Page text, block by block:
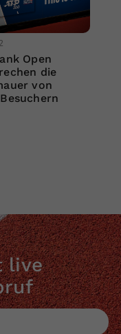
Open
die
von
live